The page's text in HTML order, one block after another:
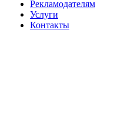
Рекламодателям
Услуги
Контакты